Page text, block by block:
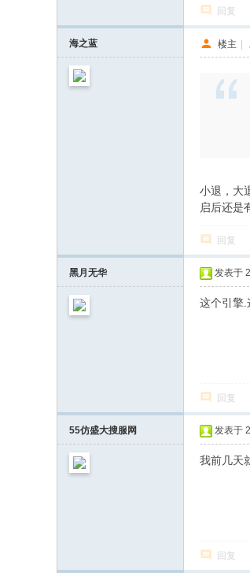
回复
海之蓝 楼主 |
小退，大
启后还是
回复
黑月无华 发表于
这个引擎.
回复
55仿盛大搜服网 发表于
我前几天
回复